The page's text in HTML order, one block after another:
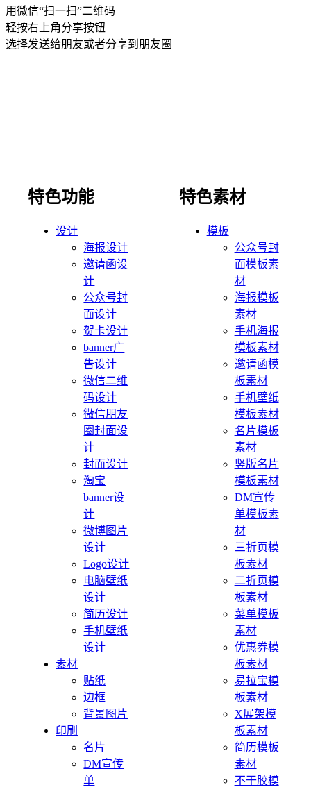
用微信“扫一扫”二维码
轻按右上角分享按钮
选择发送给朋友或者分享到朋友圈
特色功能
设计
海报设计
邀请函设
计
公众号封
面设计
贺卡设计
banner广
告设计
微信二维
码设计
微信朋友
圈封面设
计
封面设计
淘宝
banner设
计
微博图片
设计
Logo设计
电脑壁纸
设计
简历设计
手机壁纸
设计
素材
贴纸
边框
背景图片
印刷
名片
DM宣传
单
特色素材
模板
公众号封
面模板素
材
海报模板
素材
手机海报
模板素材
邀请函模
板素材
手机壁纸
模板素材
名片模板
素材
竖版名片
模板素材
DM宣传
单模板素
材
三折页模
板素材
二折页模
板素材
菜单模板
素材
优惠券模
板素材
易拉宝模
板素材
X展架模
板素材
简历模板
素材
不干胶模